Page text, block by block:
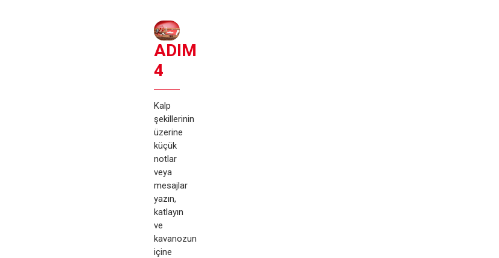
ADIM
4
Kalp
şekillerinin
üzerine
küçük
notlar
veya
mesajlar
yazın,
katlayın
ve
kavanozun
içine